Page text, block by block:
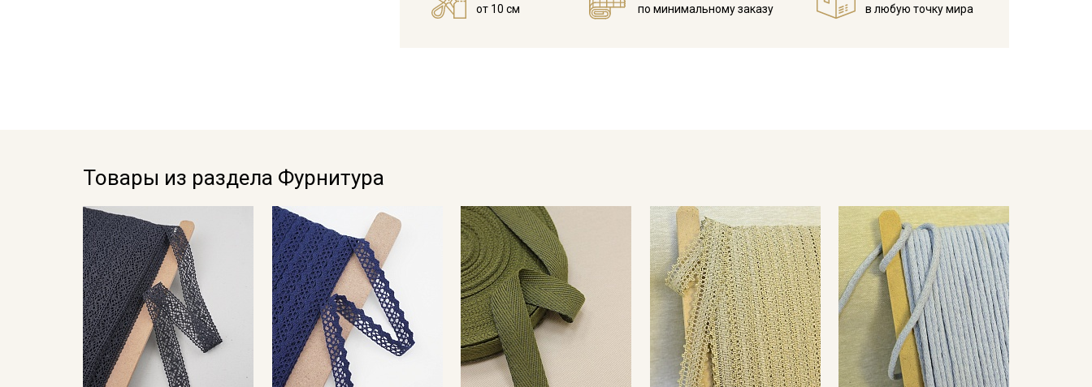
от 10 см
по минимальному заказу
в любую точку мира
Товары из раздела Фурнитура
категории тканей
Электронная почта
Подписаться
Ознакомлен(а) с Политикой обработки персональных
и даю Согласие на обработку персональных